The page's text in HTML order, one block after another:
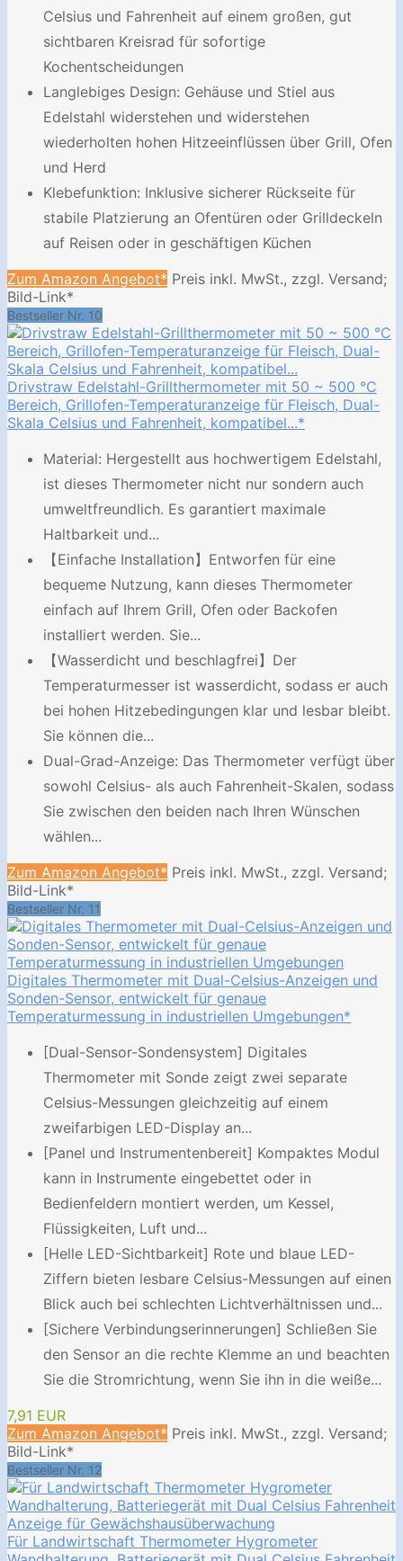
Celsius und Fahrenheit auf einem großen, gut
sichtbaren Kreisrad für sofortige
Kochentscheidungen
Langlebiges Design: Gehäuse und Stiel aus
Edelstahl widerstehen und widerstehen
wiederholten hohen Hitzeeinflüssen über Grill, Ofen
und Herd
Klebefunktion: Inklusive sicherer Rückseite für
stabile Platzierung an Ofentüren oder Grilldeckeln
auf Reisen oder in geschäftigen Küchen
Zum Amazon Angebot* Preis inkl. MwSt., zzgl. Versand;
Bild-Link*
Bestseller Nr. 10
Drivstraw Edelstahl-Grillthermometer mit 50 ~ 500 °C
Bereich, Grillofen-Temperaturanzeige für Fleisch, Dual-
Skala Celsius und Fahrenheit, kompatibel...*
Material: Hergestellt aus hochwertigem Edelstahl,
ist dieses Thermometer nicht nur sondern auch
umweltfreundlich. Es garantiert maximale
Haltbarkeit und...
【Einfache Installation】Entworfen für eine
bequeme Nutzung, kann dieses Thermometer
einfach auf Ihrem Grill, Ofen oder Backofen
installiert werden. Sie...
【Wasserdicht und beschlagfrei】Der
Temperaturmesser ist wasserdicht, sodass er auch
bei hohen Hitzebedingungen klar und lesbar bleibt.
Sie können die...
Dual-Grad-Anzeige: Das Thermometer verfügt über
sowohl Celsius- als auch Fahrenheit-Skalen, sodass
Sie zwischen den beiden nach Ihren Wünschen
wählen...
Zum Amazon Angebot* Preis inkl. MwSt., zzgl. Versand;
Bild-Link*
Bestseller Nr. 11
Digitales Thermometer mit Dual-Celsius-Anzeigen und
Sonden-Sensor, entwickelt für genaue
Temperaturmessung in industriellen Umgebungen*
[Dual-Sensor-Sondensystem] Digitales
Thermometer mit Sonde zeigt zwei separate
Celsius-Messungen gleichzeitig auf einem
zweifarbigen LED-Display an...
[Panel und Instrumentenbereit] Kompaktes Modul
kann in Instrumente eingebettet oder in
Bedienfeldern montiert werden, um Kessel,
Flüssigkeiten, Luft und...
[Helle LED-Sichtbarkeit] Rote und blaue LED-
Ziffern bieten lesbare Celsius-Messungen auf einen
Blick auch bei schlechten Lichtverhältnissen und...
[Sichere Verbindungserinnerungen] Schließen Sie
den Sensor an die rechte Klemme an und beachten
Sie die Stromrichtung, wenn Sie ihn in die weiße...
7,91 EUR
Zum Amazon Angebot* Preis inkl. MwSt., zzgl. Versand;
Bild-Link*
Bestseller Nr. 12
Für Landwirtschaft Thermometer Hygrometer